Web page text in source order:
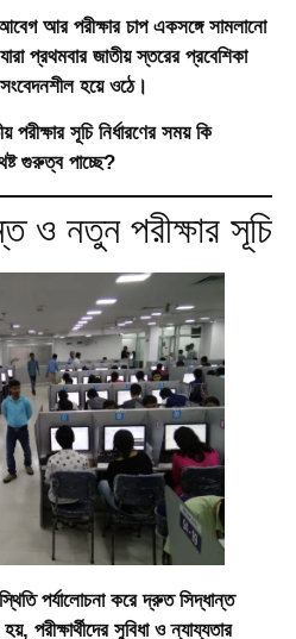
আর পরীক্ষার চাপ একসঙ্গে সামলানো
প্রথমবার জাতীয় স্তরের প্রবেশিকা
হয়ে ওঠে।
সূচি নির্ধারণের সময় কি
গুরুত্ব পাচ্ছে?
ও নতুন পরীক্ষার সূচি
পর্যালোচনা করে দ্রুত সিদ্ধান্ত
পরীক্ষার্থীদের সুবিধা ও ন্যায্যতার